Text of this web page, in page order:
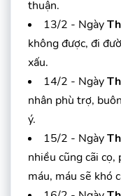
thuận.
13/2 - Ngày
không được, đi
xấu.
14/2 - Ngày
nhân phù trợ,
ý.
15/2 - Ngày
nhiều cũng cãi
máu, máu sẽ khó